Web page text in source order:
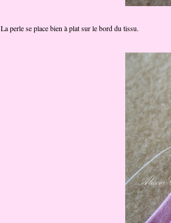
La perle se place bien à plat sur le bord du tissu.